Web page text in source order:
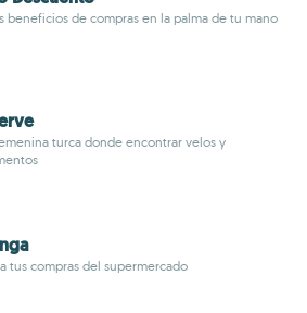
beneficios de compras en la palma de tu mano
turca donde encontrar velos y
tus compras del supermercado